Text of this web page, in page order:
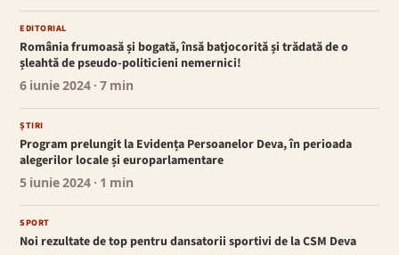
EDITORIAL
România frumoasă și bogată, însă batjocorită și trădată de o
șleahtă de pseudo-politicieni nemernici!
6 iunie 2024 · 7 min
ȘTIRI
Program prelungit la Evidența Persoanelor Deva, în perioada
alegerilor locale și europarlamentare
5 iunie 2024 · 1 min
SPORT
Noi rezultate de top pentru dansatorii sportivi de la CSM Deva